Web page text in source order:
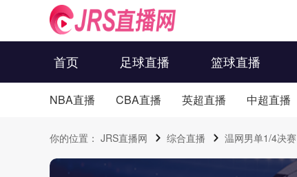
首页 足球直播 篮球直播
NBA直播 CBA直播 英超直播 中超直播
你的位置： JRS直播网 综合直播 温网男单1/4决赛